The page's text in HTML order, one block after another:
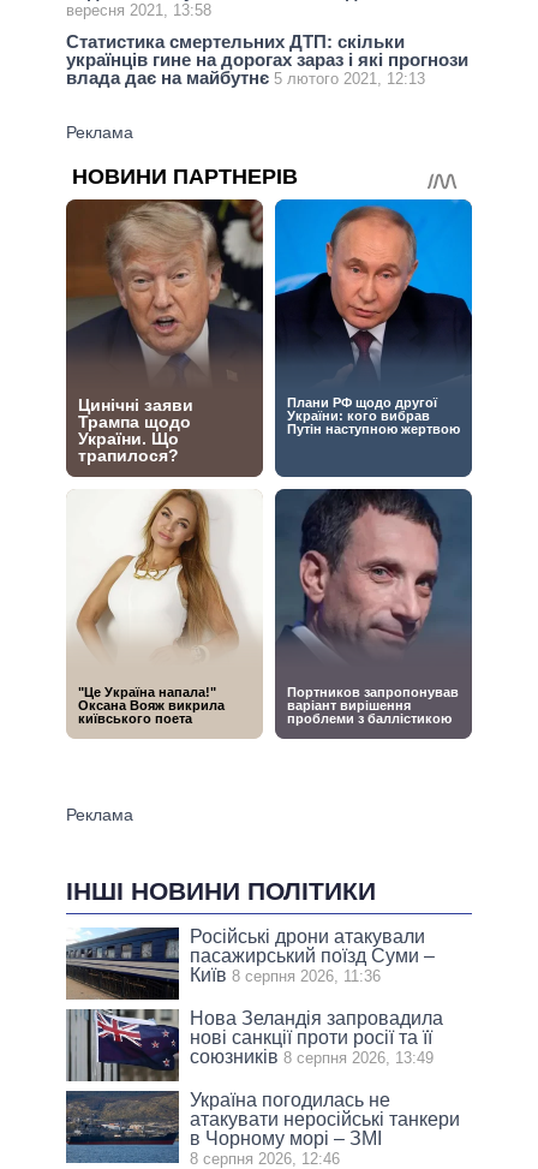
вересня 2021, 13:58
Статистика смертельних ДТП: скільки
українців гине на дорогах зараз і які прогнози
влада дає на майбутнє 5 лютого 2021, 12:13
ІНШІ НОВИНИ ПОЛІТИКИ
Російські дрони атакували
пасажирський поїзд Суми –
Київ 8 серпня 2026, 11:36
Нова Зеландія запровадила
нові санкції проти росії та її
союзників 8 серпня 2026, 13:49
Україна погодилась не
атакувати неросійські танкери
в Чорному морі – ЗМІ
8 серпня 2026, 12:46